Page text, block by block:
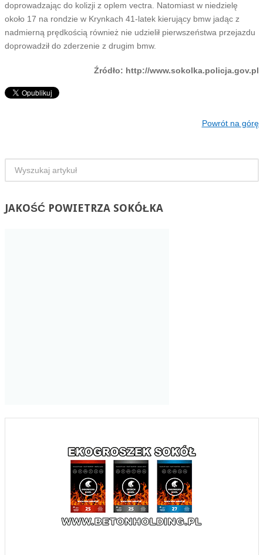
doprowadzając do kolizji z oplem vectra. Natomiast w niedzielę
około 17 na rondzie w Krynkach 41-latek kierujący bmw jadąc z
nadmierną prędkością również nie udzielił pierwszeństwa przejazdu
doprowadził do zderzenie z drugim bmw.
Źródło: http://www.sokolka.policja.gov.pl
Powrót na górę
JAKOŚĆPOWIETRZA SOKÓŁKA